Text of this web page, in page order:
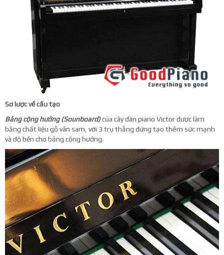
Sơ lược về cấu tạo
Bảng cộng hưởng (Sounboard)của cây đàn piano Victor được làm
bằng chất liệu gỗ vân sam, với 3 trụ thẳng đứng tạo thêm sức mạnh
và độ bền cho bảng cộng hưởng.